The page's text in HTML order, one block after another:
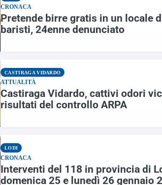
CRONACA
Pretende birre gratis in un locale
baristi, 24enne denunciato
CASTIRAGA VIDARDO
ATTUALITÀ
Castiraga Vidardo, cattivi odori
risultati del controllo ARPA
LODI
CRONACA
Interventi del 118 in provincia di
domenica 25 e lunedì 26 gennaio